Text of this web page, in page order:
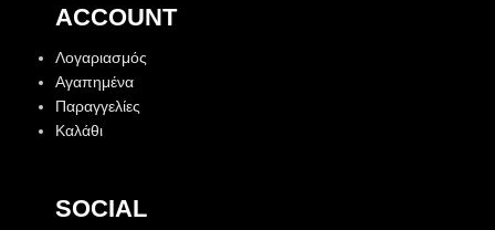
ACCOUNT
Λογαριασμός
Αγαπημένα
Παραγγελίες
Καλάθι
SOCIAL